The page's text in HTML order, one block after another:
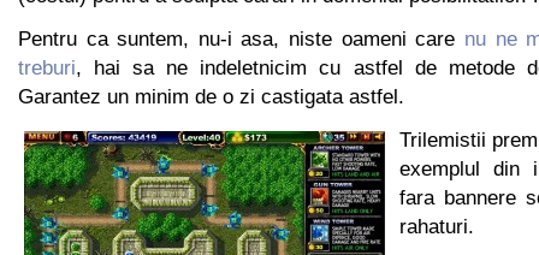
Pentru ca suntem, nu-i asa, niste oameni care nu ne
treburi, hai sa ne indeletnicim cu astfel de metode
Garantez un minim de o zi castigata astfel.
Trilemistii
exemplul din
fara bannere
rahaturi.